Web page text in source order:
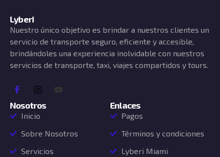
Lyberi
Nuestro único objetivo es brindar a nuestros clientes un
servicio de transporte seguro, eficiente y accesible,
brindándoles una experiencia inolvidable con nuestros
servicios de transporte, taxi, viajes compartidos y tours.
Nosotros
Inicio
Sobre Nosotros
Servicios
Enlaces
Pagos
Términos y condiciones
Lyberi Miami